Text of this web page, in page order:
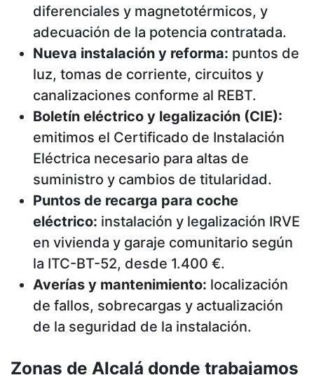
diferenciales y magnetotérmicos, y
adecuación de la potencia contratada.
Nueva instalación y reforma: puntos de
luz, tomas de corriente, circuitos y
canalizaciones conforme al REBT.
Boletín eléctrico y legalización (CIE):
emitimos el Certificado de Instalación
Eléctrica necesario para altas de
suministro y cambios de titularidad.
Puntos de recarga para coche
eléctrico: instalación y legalización IRVE
en vivienda y garaje comunitario según
la ITC-BT-52, desde 1.400 €.
Averías y mantenimiento: localización
de fallos, sobrecargas y actualización
de la seguridad de la instalación.
Zonas de Alcalá donde trabajamos